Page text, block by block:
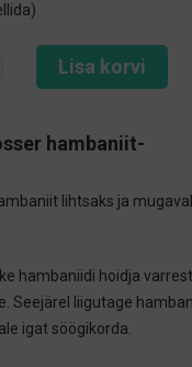
Lisa korvi
hambaniit-
lihtsaks ja
hambaniidi hoidja
Seejärel liigutage
igat söögikorda.